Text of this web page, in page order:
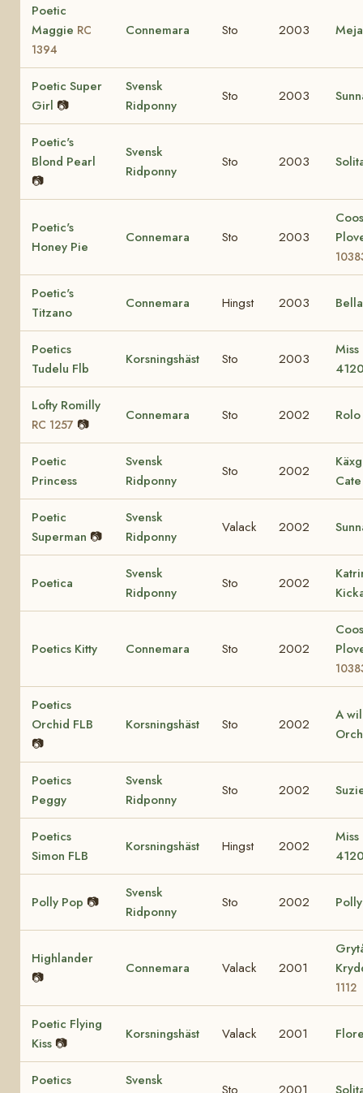
Poetic
Maggie RC
1394
Connemara Sto 2003
Poetic Super
Girl 📷
Svensk
Ridponny
Sto 2003
Poetic's
Blond Pearl
📷
Svensk
Ridponny
Sto 2003
Poetic's
Honey Pie
Connemara Sto 2003
Poetic's
Titzano
Connemara Hingst 2003
Poetics
Tudelu Flb
Korsningshäst Sto 2003
Miss
Lofty Romilly
RC 1257 📷
Connemara Sto 2002 Rolo
Poetic
Princess
Svensk
Ridponny
Sto 2002
Cate
Poetic
Superman 📷
Svensk
Ridponny
Valack 2002
Poetica
Svensk
Ridponny
Sto 2002
Poetics Kitty Connemara Sto 2002
Poetics
Orchid FLB
📷
Korsningshäst Sto 2002
A
Poetics
Peggy
Svensk
Ridponny
Sto 2002
Poetics
Simon FLB
Korsningshäst Hingst 2002
Miss
Polly Pop 📷
Svensk
Ridponny
Sto 2002
Highlander
📷
Connemara Valack 2001
1112
Poetic Flying
Kiss 📷
Korsningshäst Valack 2001
Poetics
Svensk
Sto 2001